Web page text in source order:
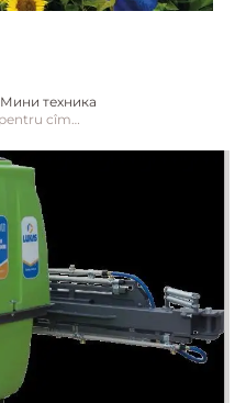
Мини техника
Vanzare stropitoare purtata pentru cîmp cu rampa fixa 600l-12m